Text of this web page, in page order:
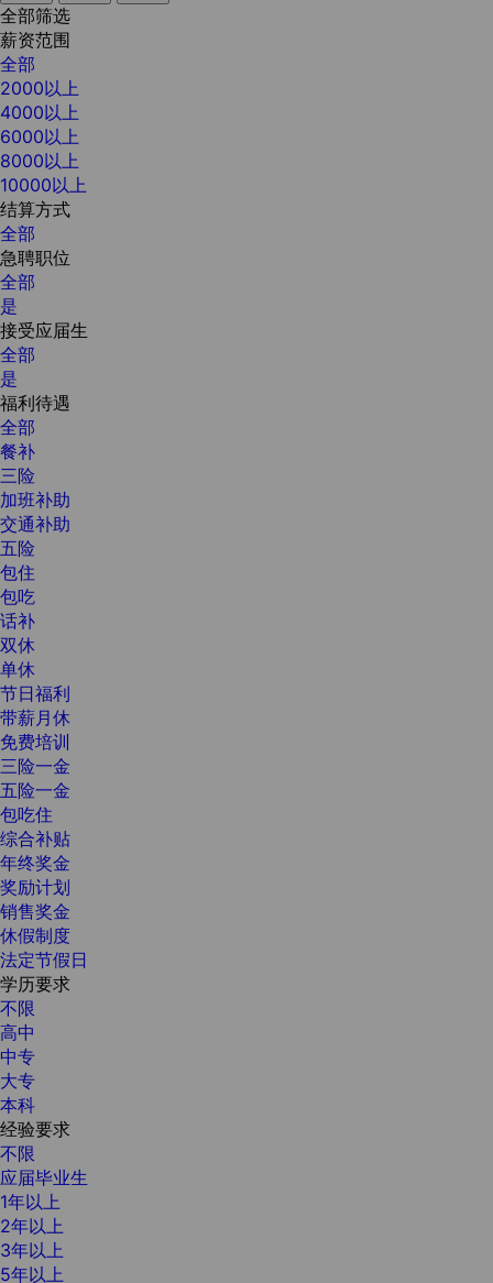
全部筛选
薪资范围
全部
2000以上
4000以上
6000以上
8000以上
10000以上
结算方式
全部
急聘职位
全部
是
接受应届生
全部
是
福利待遇
全部
餐补
三险
加班补助
交通补助
五险
包住
包吃
话补
双休
单休
节日福利
带薪月休
免费培训
三险一金
五险一金
包吃住
综合补贴
年终奖金
奖励计划
销售奖金
休假制度
法定节假日
学历要求
不限
高中
中专
大专
本科
经验要求
不限
应届毕业生
1年以上
2年以上
3年以上
5年以上